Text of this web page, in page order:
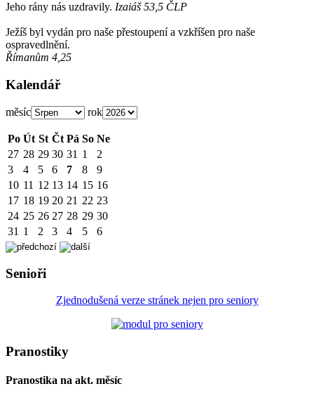
Jeho rány nás uzdravily. Izaiáš 53,5 ČLP
Ježíš byl vydán pro naše přestoupení a vzkříšen pro naše
ospravedlnění.
Římanům 4,25
Kalendář
měsíc rok
Po Út St Čt Pá So Ne
27 28 29 30 31 1
2
3
4 5 6 7 8
9
10 11 12 13 14 15 16
17 18 19 20 21 22 23
24 25 26 27 28 29 30
31 1 2 3 4 5 6
Senioři
Zjednodušená verze stránek nejen pro seniory
Pranostiky
Pranostika na akt. měsíc